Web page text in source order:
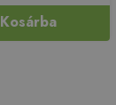
Kosárba